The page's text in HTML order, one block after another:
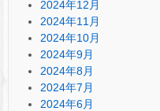
2024年12月
2024年11月
2024年10月
2024年9月
2024年8月
2024年7月
2024年6月